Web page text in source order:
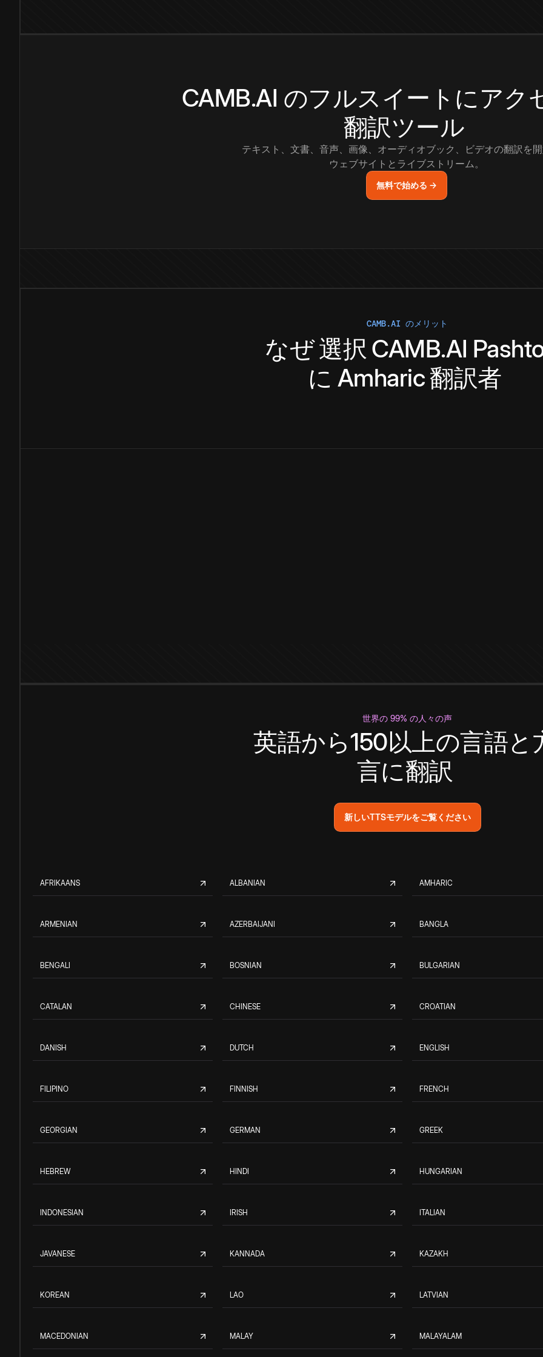
CAMB.AI のフルスイートにアク
翻訳ツール
テキスト、文書、音声、画像、オーディオブック、ビデオの翻訳を
ウェブサイトとライブストリーム。
無料で始める →
CAMB.AI のメリット
なぜ選択 CAMB.AI
に Amharic翻訳者
世界の 99% の人々の声
英語から150以上の言語と
言に翻訳
新しいTTSモデルをご覧ください
AFRIKAANS ALBANIAN AMHARIC
ARMENIAN AZERBAIJANI BANGLA
BENGALI BOSNIAN BULGARIAN
CATALAN CHINESE CROATIAN
DANISH DUTCH ENGLISH
FILIPINO FINNISH FRENCH
GEORGIAN GERMAN GREEK
HEBREW HINDI HUNGARIAN
INDONESIAN IRISH ITALIAN
JAVANESE KANNADA KAZAKH
KOREAN LAO LATVIAN
MACEDONIAN MALAY MALAYALAM